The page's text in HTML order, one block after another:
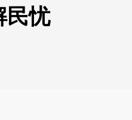
民忧